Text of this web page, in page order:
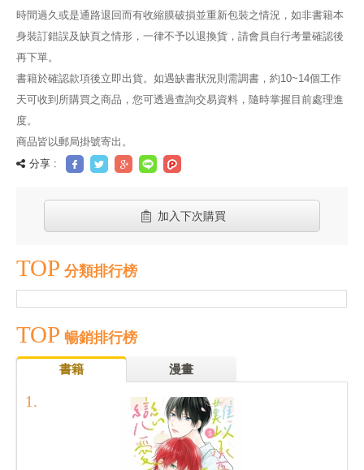
時間過久或是通路退回而有收縮膜破損並重新包裝之情況，如非書籍本
身裝訂錯誤及缺頁之情形，一律不予以退換貨，請會員自行考量確認後
再下單。
書籍於確認款項後立即出貨。如遇缺書狀況則需調書，約10~14個工作
天可收到所購買之商品，您可透過查詢交易資料，隨時掌握目前處理進
度。
商品皆以郵局掛號寄出。
分享 :
加入下次購買
TOP 分類排行榜
TOP 暢銷排行榜
書籍 漫畫